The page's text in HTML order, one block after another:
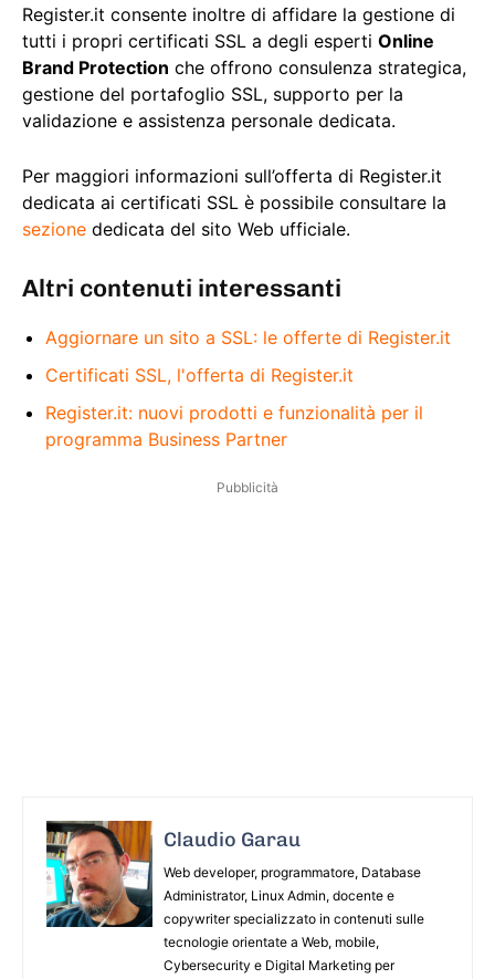
Register.it consente inoltre di affidare la gestione di
tutti i propri certificati SSL a degli esperti Online
Brand Protection che offrono consulenza strategica,
gestione del portafoglio SSL, supporto per la
validazione e assistenza personale dedicata.
Per maggiori informazioni sull’offerta di Register.it
dedicata ai certificati SSL è possibile consultare la
sezione dedicata del sito Web ufficiale.
Altri contenuti interessanti
Aggiornare un sito a SSL: le offerte di Register.it
Certificati SSL, l'offerta di Register.it
Register.it: nuovi prodotti e funzionalità per il
programma Business Partner
Pubblicità
Claudio Garau
Web developer, programmatore, Database
Administrator, Linux Admin, docente e
copywriter specializzato in contenuti sulle
tecnologie orientate a Web, mobile,
Cybersecurity e Digital Marketing per